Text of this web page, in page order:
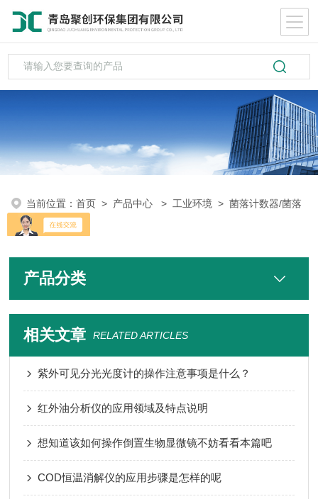
当前位置：首页 > 产品中心 > 工业环境 >菌落计数器/菌落
分析仪
产品分类
相关文章 RELATED ARTICLES
紫外可见分光光度计的操作注意事项是什么？
红外油分析仪的应用领域及特点说明
想知道该如何操作倒置生物显微镜不妨看看本篇吧
COD恒温消解仪的应用步骤是怎样的呢